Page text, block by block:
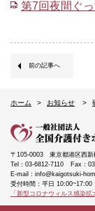
第7回夜間ぐ
前の記事へ
ホーム お知らせ
〒105-0003 東京都港区西
Tel：03-6812-7110
Fax：
E-mail：info@kaigotsuki-
受付時間：平日 10:00~17:00
「新型コロナウィルス感染